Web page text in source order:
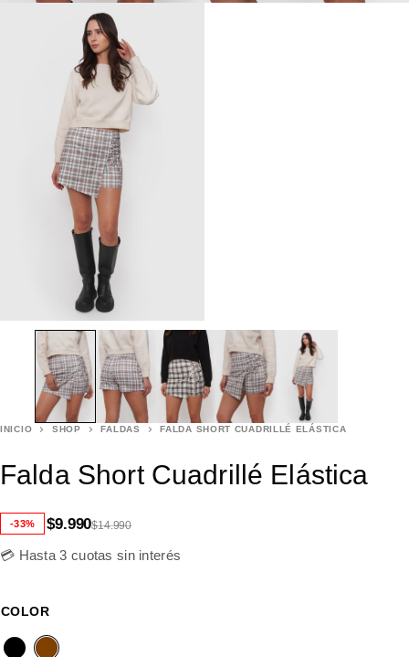
INICIO SHOP FALDAS FALDA SHORT CUADRILLÉ ELÁSTICA
Falda Short Cuadrillé Elástica
-33% $14.990
$9.990
💳 Hasta 3 cuotas sin interés
COLOR